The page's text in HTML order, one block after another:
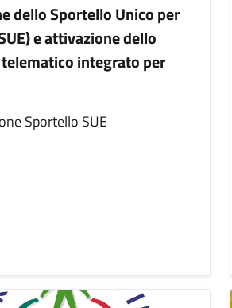
dello Sportello Unico per
e attivazione dello
integrato per
Sportello SUE